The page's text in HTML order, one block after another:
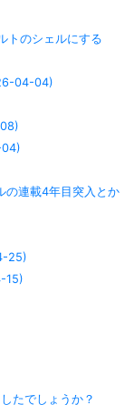
トのシェルにする
04-04)
04)
の連載4年目突入とか
25)
15)
たでしょうか？